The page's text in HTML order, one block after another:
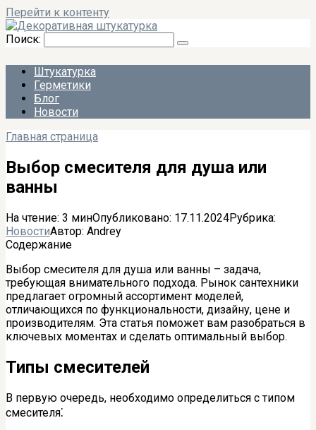
Перейти к контенту
Поиск:
Штукатурка
Герметики
Блог
Новости
Главная страница
Выбор смесителя для душа или
ванны
На чтение: 3 минОпубликовано: 17.11.2024Рубрика:
НовостиАвтор: Andrey
Содержание
Выбор смесителя для душа или ванны – задача,
требующая внимательного подхода. Рынок сантехники
предлагает огромный ассортимент моделей,
отличающихся по функциональности, дизайну, цене и
производителям. Эта статья поможет вам разобраться в
ключевых моментах и сделать оптимальный выбор.
Типы смесителей
В первую очередь, необходимо определиться с типом
смесителя⁚